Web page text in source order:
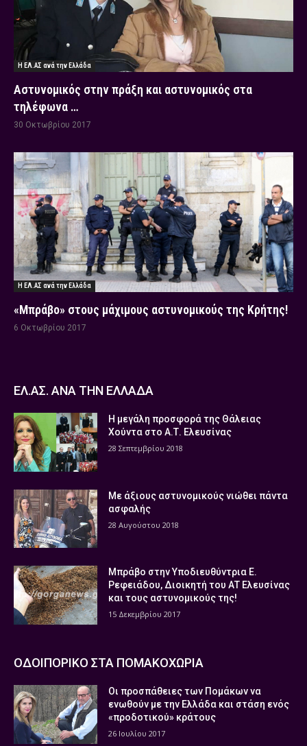
Η ΕΛ.ΑΣ ανά την Ελλάδα
Αστυνομικός στην πράξη και αστυνομικός στα
τηλέφωνα …
30 Οκτωβρίου 2017
Η ΕΛ.ΑΣ ανά την Ελλάδα
«Μπράβο» στους μάχιμους αστυνομικούς της Κρήτης!
6 Οκτωβρίου 2017
ΕΛ.ΑΣ. ΑΝΑ ΤΗΝ ΕΛΛΑΔΑ
Η μεγάλη προσφορά της Θάλειας
Χούντα στο Α.Τ. Ελευσίνας
28 Σεπτεμβρίου 2018
Με άξιους αστυνομικούς νιώθει πάντα
ασφαλής
28 Αυγούστου 2018
Μπράβο στην Υποδιευθύντρια Ε.
Ρεφειάδου, Διοικητή του ΑΤ Ελευσίνας
και τους αστυνομικούς της!
15 Δεκεμβρίου 2017
ΟΔΟΙΠΟΡΙΚΟ ΣΤΑ ΠΟΜΑΚΟΧΩΡΙΑ
Οι προσπάθειες των Πομάκων να
ενωθούν με την Ελλάδα και στάση ενός
«προδοτικού» κράτους
26 Ιουλίου 2017